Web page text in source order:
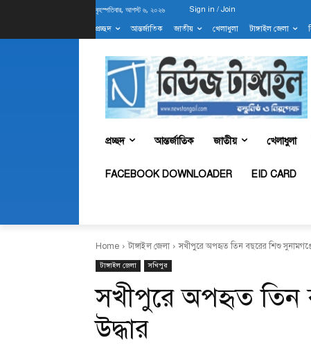
বৃহস্পতিবার, আগস্ট ৬, ২০২৬ Sign in / Join
প্রচ্ছদ আন্তর্জাতিক জাতীয় খেলাধুলা টাঙ্গাইল জেলা
প্রচ্ছদ আন্তর্জাতিক জাতীয় খেলাধুলা
FACEBOOK DOWNLOADER EID CARD
Home টাঙ্গাইল জেলা সখীপুরে অপহৃত তিন বছরের শিশু
টাঙ্গাইল জেলা সখিপুর
সখীপুরে অপহৃত তিন
উদ্ধার